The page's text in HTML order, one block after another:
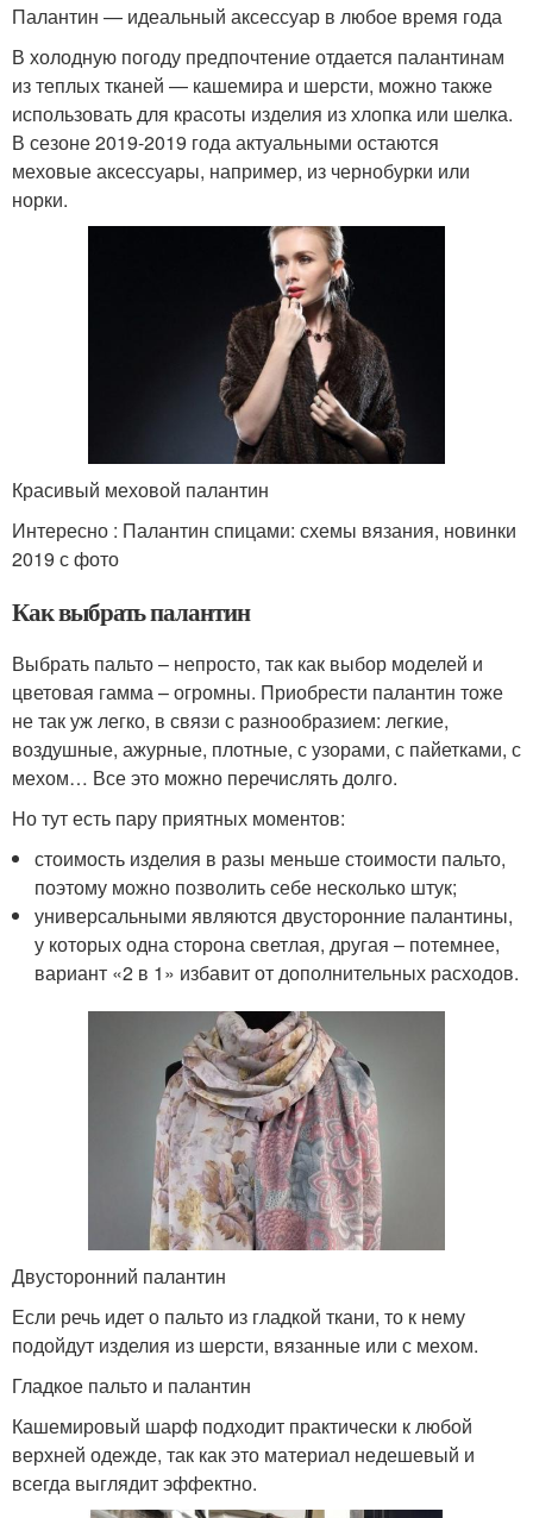
Палантин — идеальный аксессуар в любое время года
В холодную погоду предпочтение отдается палантинам
из теплых тканей — кашемира и шерсти, можно также
использовать для красоты изделия из хлопка или шелка.
В сезоне 2019-2019 года актуальными остаются
меховые аксессуары, например, из чернобурки или
норки.
Красивый меховой палантин
Интересно : Палантин спицами: схемы вязания, новинки
2019 с фото
Как выбрать палантин
Выбрать пальто – непросто, так как выбор моделей и
цветовая гамма – огромны. Приобрести палантин тоже
не так уж легко, в связи с разнообразием: легкие,
воздушные, ажурные, плотные, с узорами, с пайетками, с
мехом… Все это можно перечислять долго.
Но тут есть пару приятных моментов:
стоимость изделия в разы меньше стоимости пальто,
поэтому можно позволить себе несколько штук;
универсальными являются двусторонние палантины,
у которых одна сторона светлая, другая – потемнее,
вариант «2 в 1» избавит от дополнительных расходов.
Двусторонний палантин
Если речь идет о пальто из гладкой ткани, то к нему
подойдут изделия из шерсти, вязанные или с мехом.
Гладкое пальто и палантин
Кашемировый шарф подходит практически к любой
верхней одежде, так как это материал недешевый и
всегда выглядит эффектно.